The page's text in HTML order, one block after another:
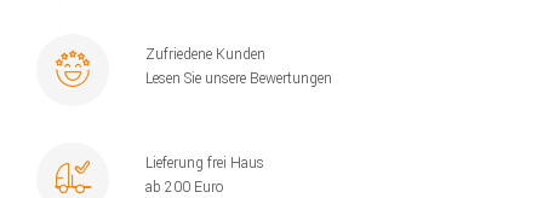
Zufriedene Kunden
Lesen Sie unsere Bewertungen
Lieferung frei Haus
ab 200 Euro